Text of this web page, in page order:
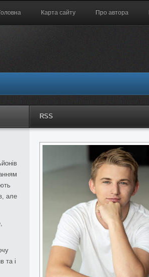
Карта сайту Про автора
RSS
але
та і